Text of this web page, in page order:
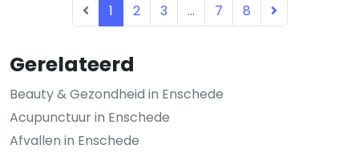
Gerelateerd
Beauty & Gezondheid in Enschede
Acupunctuur in Enschede
Afvallen in Enschede
1 2 3 ... 7 8